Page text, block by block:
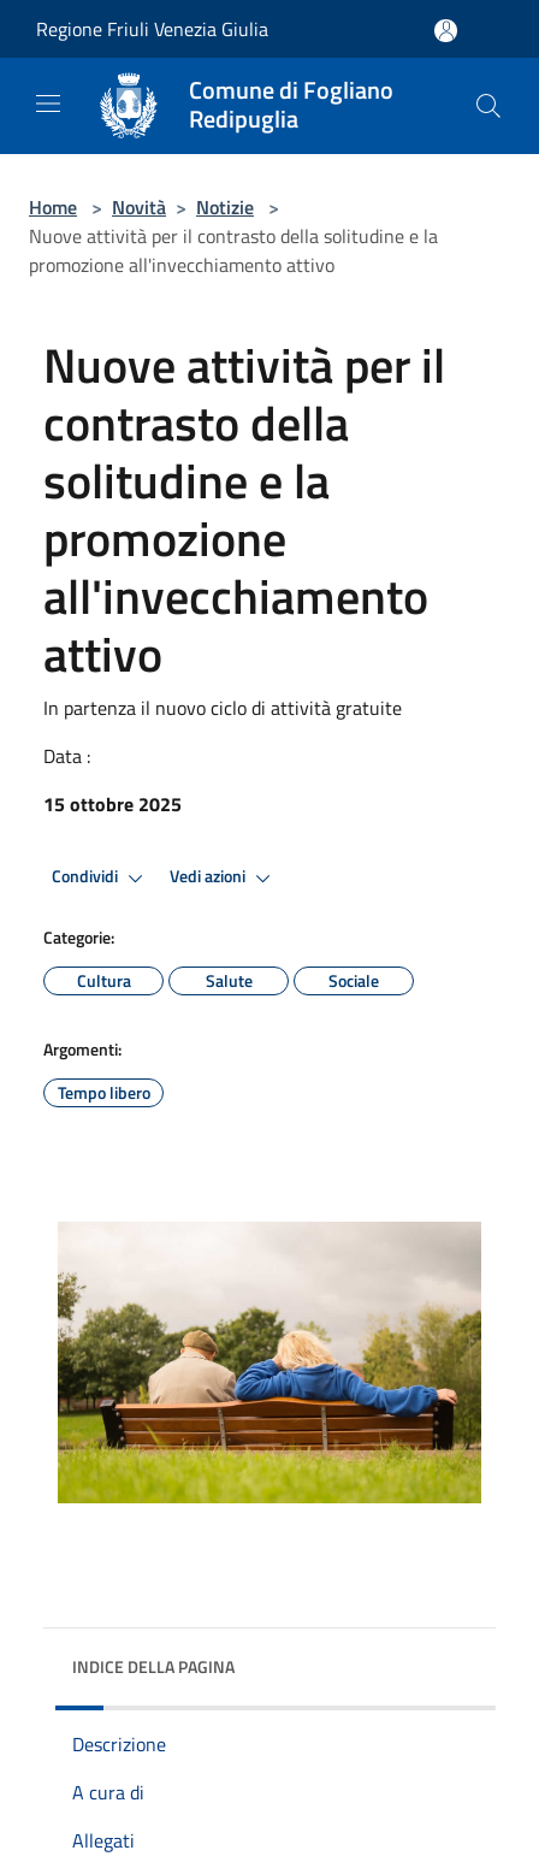
Regione Friuli Venezia Giulia
Comune di Fogliano
Redipuglia
Home > Novità > Notizie >
Nuove attività per il contrasto della solitudine e la
promozione all'invecchiamento attivo
Nuove attività per il
contrasto della
solitudine e la
promozione
all'invecchiamento
attivo
In partenza il nuovo ciclo di attività gratuite
Data :
15 ottobre 2025
Condividi Vedi azioni
Categorie:
Cultura
Salute Sociale
Argomenti:
Tempo libero
INDICE DELLA PAGINA
Descrizione
A cura di
Allegati